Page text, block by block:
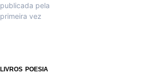
publicada pela
primeira vez
LIVROS POESIA